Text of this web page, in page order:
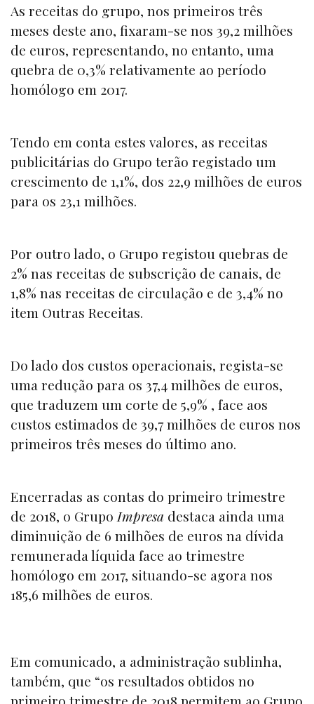
As receitas do grupo, nos primeiros três
meses deste ano, fixaram-se nos 39,2 milhões
de euros, representando, no entanto, uma
quebra de 0,3% relativamente ao período
homólogo em 2017.
Tendo em conta estes valores, as receitas
publicitárias do Grupo terão registado um
crescimento de 1,1%, dos 22,9 milhões de euros
para os 23,1 milhões.
Por outro lado, o Grupo registou quebras de
2% nas receitas de subscrição de canais, de
1,8% nas receitas de circulação e de 3,4% no
item Outras Receitas.
Do lado dos custos operacionais, regista-se
uma redução para os 37,4 milhões de euros,
que traduzem um corte de 5,9% , face aos
custos estimados de 39,7 milhões de euros nos
primeiros três meses do último ano.
Encerradas as contas do primeiro trimestre
de 2018, o GrupoImpresa destaca ainda uma
diminuição de 6 milhões de euros na dívida
remunerada líquida face ao trimestre
homólogo em 2017, situando-se agora nos
185,6 milhões de euros.
Em comunicado, a administração sublinha,
também, que “os resultados obtidos no
primeiro trimestre de 2018 permitem ao Grupo